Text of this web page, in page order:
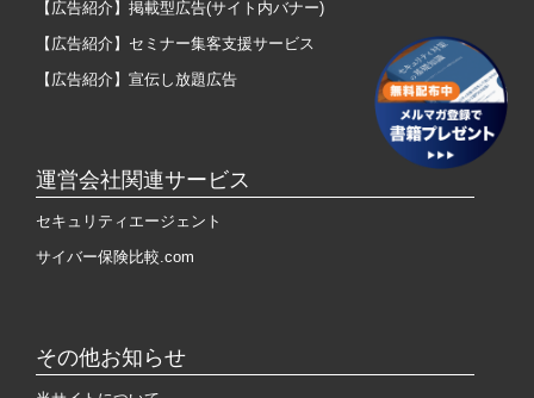
【広告紹介】掲載型広告(サイト内バナー)
【広告紹介】セミナー集客支援サービス
【広告紹介】宣伝し放題広告
運営会社関連サービス
セキュリティエージェント
サイバー保険比較.com
その他お知らせ